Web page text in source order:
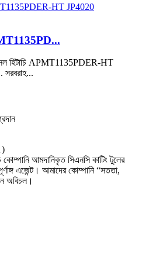
হিটাচি APMT1135PDER-HT
সরবরাহ...
কোম্পানি আমদানিকৃত সিএনসি কাটিং টুলের
এজেন্ট। আমাদের কোম্পানি “সততা,
অবিচল।